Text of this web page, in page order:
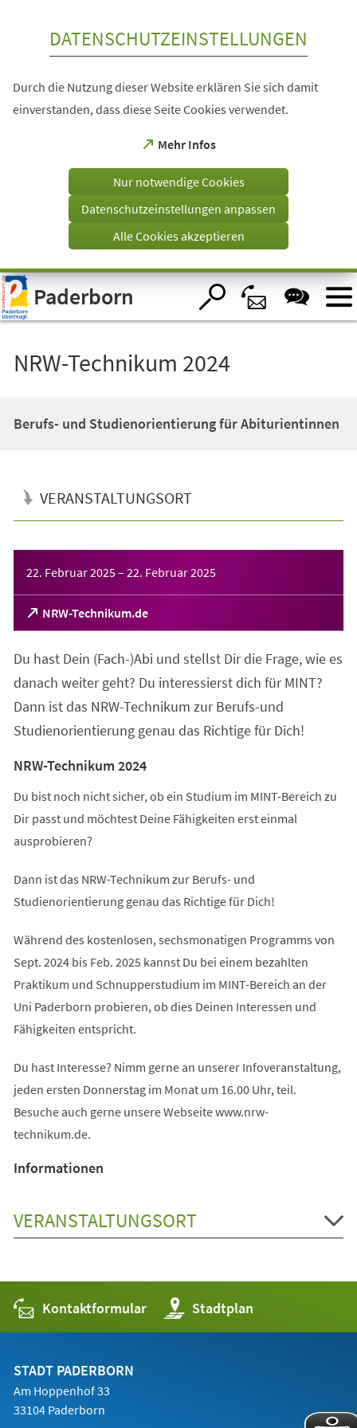
Visuelle
Assistenzsoftware
öffnen.
DATENSCHUTZEINSTELLUNGEN
Durch die Nutzung dieser Website erklären Sie sich damit
einverstanden, dass diese Seite Cookies verwendet.
Mehr Infos
(Öffnet
einem
Tab)
Nur notwendige Cookies
Datenschutzeinstellungen anpassen
Alle Cookies akzeptieren
Paderborn
NRW-Technikum 2024
Berufs- und Studienorientierung für Abiturientinnen
VERANSTALTUNGSORT
22. Februar 2025– 22. Februar 2025
NRW-Technikum.de
(Öffnet
in
neuen
Du hast Dein (Fach-)Abi und stellst Dir die Frage, wie es
danach weiter geht? Du interessierst dich für MINT?
Dann ist das NRW-Technikum zur Berufs-und
Studienorientierung genau das Richtige für Dich!
NRW-Technikum 2024
Du bist noch nicht sicher, ob ein Studium im MINT-Bereich zu
Dir passt und möchtest Deine Fähigkeiten erst einmal
ausprobieren?
Dann ist das NRW-Technikum zur Berufs- und
Studienorientierung genau das Richtige für Dich!
Während des kostenlosen, sechsmonatigen Programms von
Sept. 2024 bis Feb. 2025 kannst Du bei einem bezahlten
Praktikum und Schnupperstudium im MINT-Bereich an der
Uni Paderborn probieren, ob dies Deinen Interessen und
Fähigkeiten entspricht.
Du hast Interesse? Nimm gerne an unserer Infoveranstaltung,
jeden ersten Donnerstag im Monat um 16.00 Uhr, teil.
Besuche auch gerne unsere Webseite www.nrw-
technikum.de.
Informationen
VERANSTALTUNGSORT
Kontaktformular Stadtplan
(Öffnet
in
einem
STADT PADERBORN
Am Hoppenhof 33
33104 Paderborn